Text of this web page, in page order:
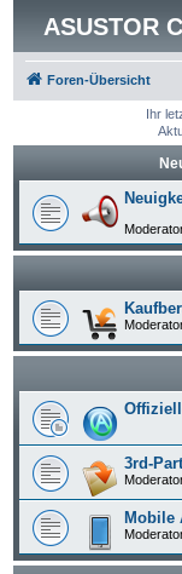
ASUSTOR
Foren-Übersicht
Ihr
3rd-
Mobile